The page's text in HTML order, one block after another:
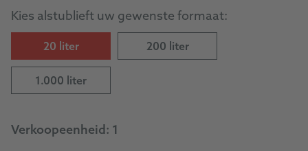
Kies alstublieft uw gewenste formaat:
20 liter 200 liter
1.000 liter
Verkoopeenheid: 1